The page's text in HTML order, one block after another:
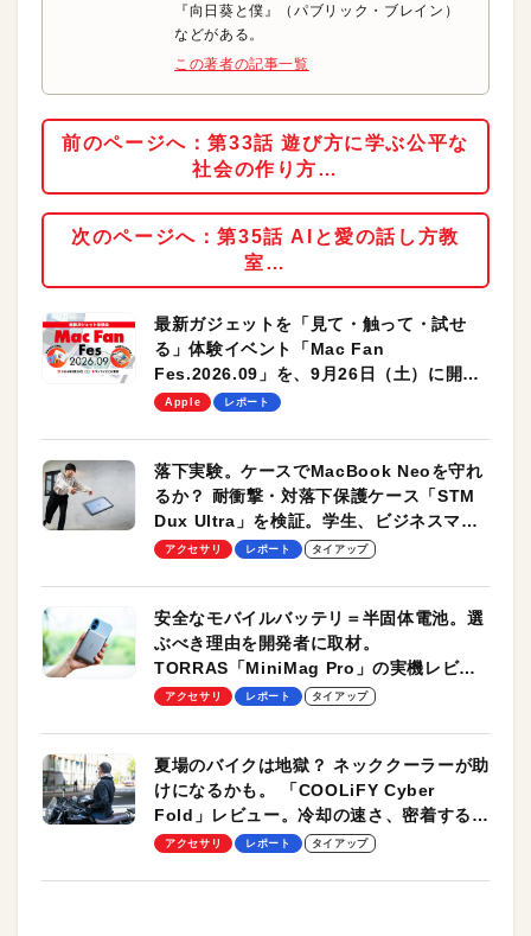
『向日葵と僕』（パブリック・ブレイン）
などがある。
この著者の記事一覧
前のページへ：第33話 遊び方に学ぶ公平な
社会の作り方…
次のページへ：第35話 AIと愛の話し方教
室…
最新ガジェットを「見て・触って・試せ
る」体験イベント「Mac Fan
Fes.2026.09」を、9月26日（土）に開催
します！
Apple レポート
落下実験。ケースでMacBook Neoを守れ
るか？ 耐衝撃・対落下保護ケース「STM
Dux Ultra」を検証。学生、ビジネスマン
のモバイルユースに最適！
アクセサリ レポート タイアップ
安全なモバイルバッテリ＝半固体電池。選
ぶべき理由を開発者に取材。
TORRAS「MiniMag Pro」の実機レビュ
ーも
アクセサリ レポート タイアップ
夏場のバイクは地獄？ ネッククーラーが助
けになるかも。 「COOLiFY Cyber
Fold」レビュー。冷却の速さ、密着する冷
却プレート、シンプルな操作性がグッド！
アクセサリ レポート タイアップ